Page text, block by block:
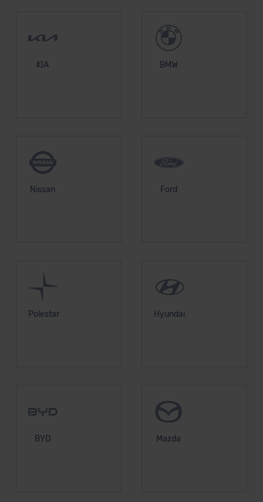
KIA BMW
Nissan Ford
Polestar Hyundai
BYD Mazda